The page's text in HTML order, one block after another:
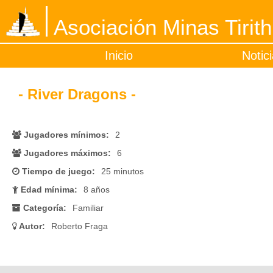
Asociación Minas Tirith
Inicio
- River Dragons -
Jugadores mínimos:
2
Jugadores máximos:
6
Tiempo de juego:
25 minutos
Edad mínima:
8 años
Categoría:
Familiar
Autor:
Roberto Fraga